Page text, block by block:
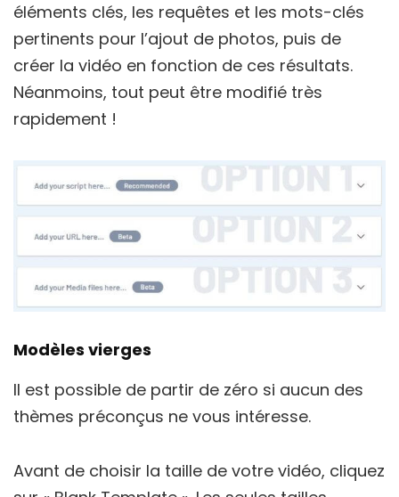
éléments clés, les requêtes et les mots-clés
pertinents pour l’ajout de photos, puis de
créer la vidéo en fonction de ces résultats.
Néanmoins, tout peut être modifié très
rapidement !
Modèles vierges
Il est possible de partir de zéro si aucun des
thèmes préconçus ne vous intéresse.
Avant de choisir la taille de votre vidéo, cliquez